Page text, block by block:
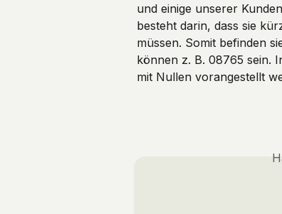
und einige unserer
besteht darin, dass sie
müssen. Somit befinden
können z. B. 08765 sein.
mit Nullen vorangestellt